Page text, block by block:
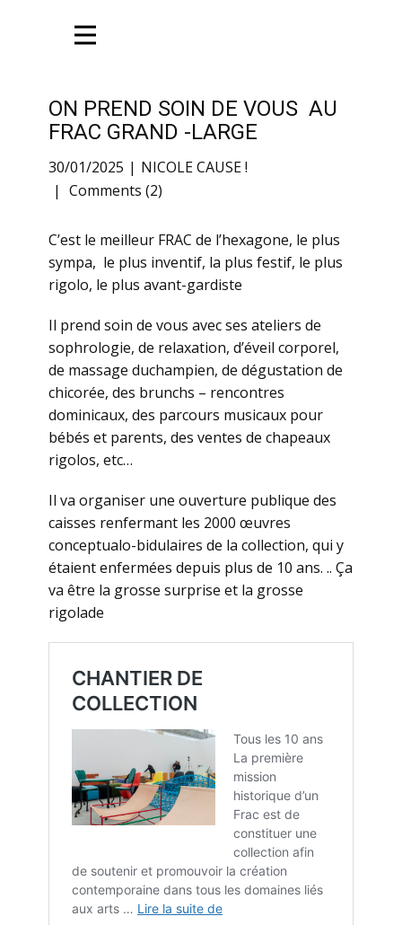
ON PREND SOIN DE VOUS AU
FRAC GRAND -LARGE
30/01/2025
NICOLE CAUSE !
Comments (2)
C’est le meilleur FRAC de l’hexagone, le plus
sympa, le plus inventif, la plus festif, le plus
rigolo, le plus avant-gardiste
Il prend soin de vous avec ses ateliers de
sophrologie, de relaxation, d’éveil corporel,
de massage duchampien, de dégustation de
chicorée, des brunchs – rencontres
dominicaux, des parcours musicaux pour
bébés et parents, des ventes de chapeaux
rigolos, etc…
Il va organiser une ouverture publique des
caisses renfermant les 2000 œuvres
conceptualo-bidulaires de la collection, qui y
étaient enfermées depuis plus de 10 ans. .. Ça
va être la grosse surprise et la grosse
rigolade